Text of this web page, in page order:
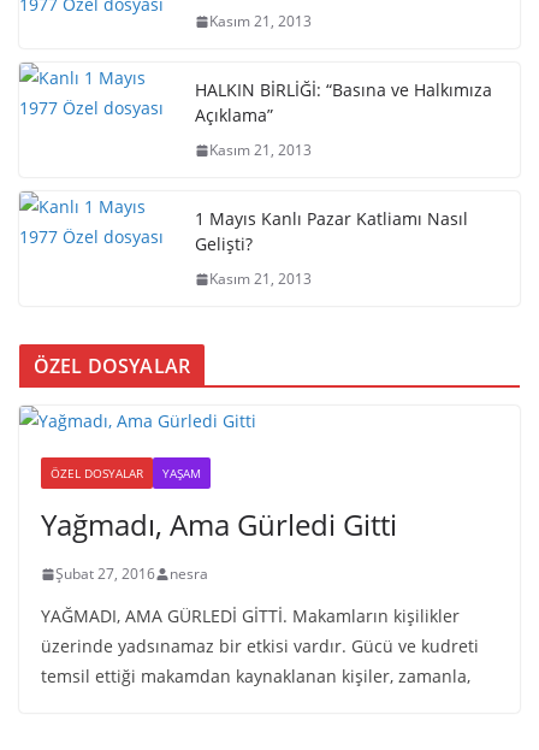
Kasım 21, 2013
HALKIN BİRLİĞİ: “Basına ve Halkımıza
Açıklama”
Kasım 21, 2013
1 Mayıs Kanlı Pazar Katliamı Nasıl
Gelişti?
Kasım 21, 2013
ÖZEL DOSYALAR
ÖZEL DOSYALAR YAŞAM
Yağmadı, Ama Gürledi Gitti
Şubat 27, 2016 nesra
YAĞMADI, AMA GÜRLEDİ GİTTİ. Makamların kişilikler
üzerinde yadsınamaz bir etkisi vardır. Gücü ve kudreti
temsil ettiği makamdan kaynaklanan kişiler, zamanla,